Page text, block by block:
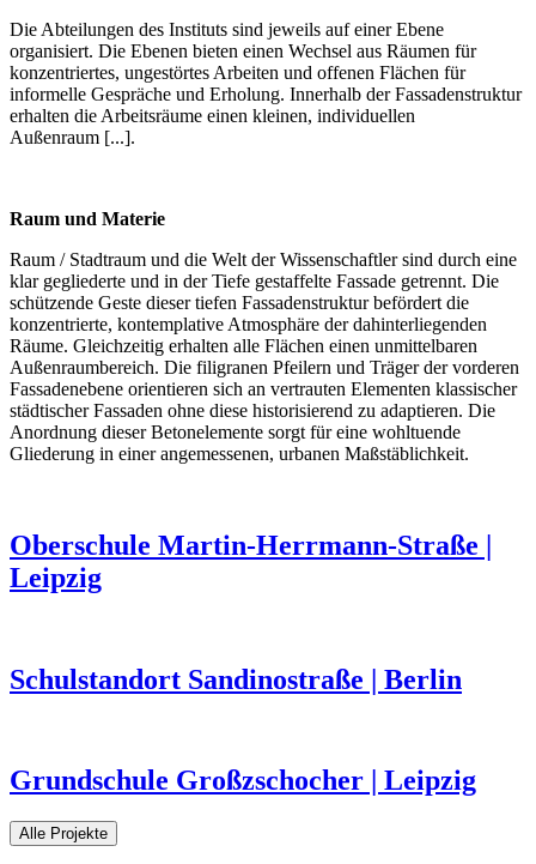
Die Abteilungen des Instituts sind jeweils auf einer Ebene
organisiert. Die Ebenen bieten einen Wechsel aus Räumen für
konzentriertes, ungestörtes Arbeiten und offenen Flächen für
informelle Gespräche und Erholung. Innerhalb der Fassadenstruktur
erhalten die Arbeitsräume einen kleinen, individuellen
Außenraum [...].
Raum und Materie
Raum / Stadtraum und die Welt der Wissenschaftler sind durch eine
klar gegliederte und in der Tiefe gestaffelte Fassade getrennt. Die
schützende Geste dieser tiefen Fassadenstruktur befördert die
konzentrierte, kontemplative Atmosphäre der dahinterliegenden
Räume. Gleichzeitig erhalten alle Flächen einen unmittelbaren
Außenraumbereich. Die filigranen Pfeilern und Träger der vorderen
Fassadenebene orientieren sich an vertrauten Elementen klassischer
städtischer Fassaden ohne diese historisierend zu adaptieren. Die
Anordnung dieser Betonelemente sorgt für eine wohltuende
Gliederung in einer angemessenen, urbanen Maßstäblichkeit.
Oberschule Martin-Herrmann-Straße |
Leipzig
Schulstandort Sandinostraße | Berlin
Grundschule Großzschocher | Leipzig
Alle Projekte